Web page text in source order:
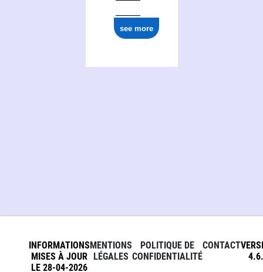
see more
INFORMATIONS
MISES À JOUR
LE 28-04-2026
MENTIONS
LÉGALES
POLITIQUE DE
CONFIDENTIALITÉ
CONTACT